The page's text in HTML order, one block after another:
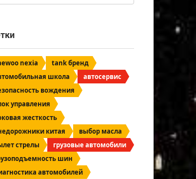
nexia
tank бренд
школа
автосервис
вождения
управления
жесткость
китая
выбор масла
стрелы
грузовые автомобили
шин
автомобилей